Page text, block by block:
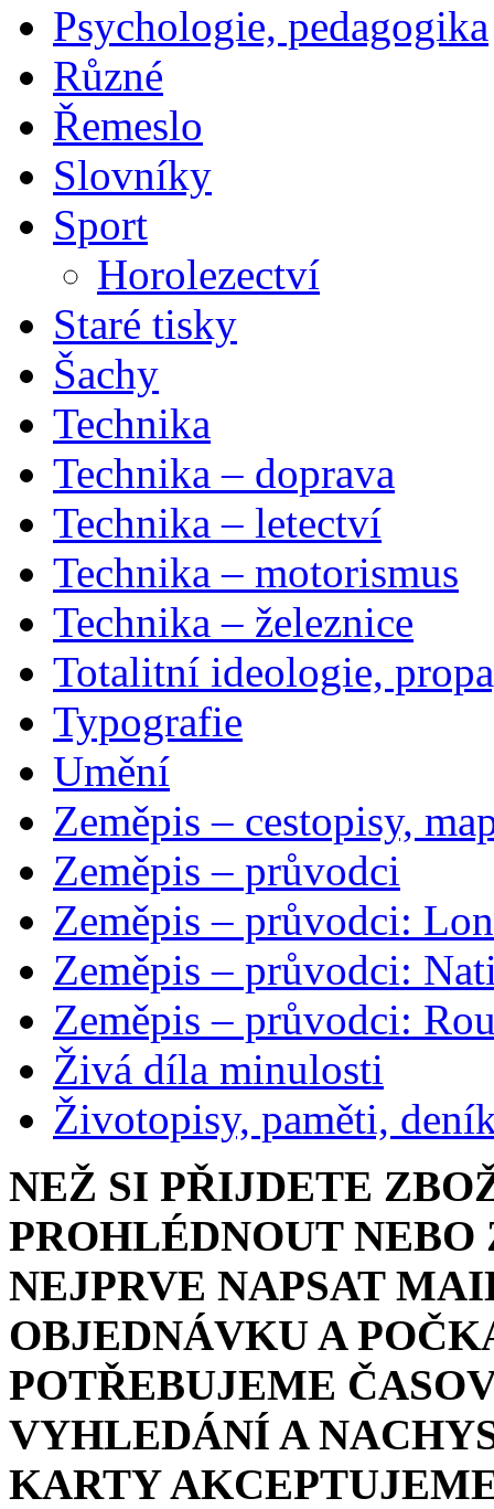
Psychologie, pedagogika
Různé
Řemeslo
Slovníky
Sport
Horolezectví
Staré tisky
Šachy
Technika
Technika – doprava
Technika – letectví
Technika – motorismus
Technika – železnice
Totalitní ideologie,
Typografie
Umění
Zeměpis – cestopisy,
Zeměpis – průvodci
Zeměpis – průvodci:
Zeměpis – průvodci:
Zeměpis – průvodci:
Živá díla minulosti
Životopisy, paměti,
NEŽ SI PŘIJDETE
PROHLÉDNOUT
NEJPRVE NAPSAT
OBJEDNÁVKU A
POTŘEBUJEME
VYHLEDÁNÍ A
KARTY